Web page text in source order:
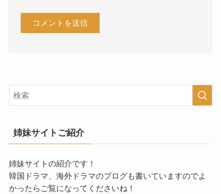
姉妹サイトご紹介
姉妹サイトの紹介です！
韓国ドラマ、海外ドラマのブログも書いていますのでよ
かったらご覧になってくださいね！